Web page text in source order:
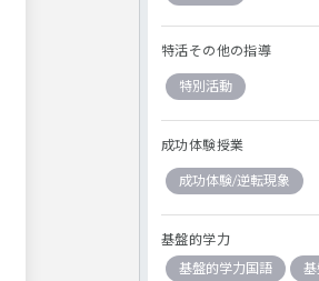
特活その他の指導
特別活動
成功体験授業
成功体験/逆転現象
基盤的学力
基盤的学力国語